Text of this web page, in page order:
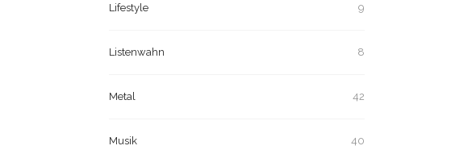
Lifestyle 9
Listenwahn 8
Metal 42
Musik 40